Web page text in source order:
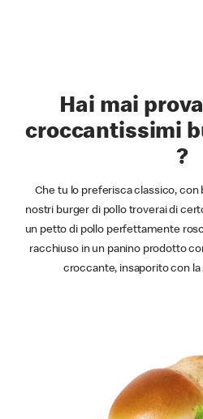
Hai mai
croccantissimi
?
Che tu lo preferisca classico, con
nostri burger di pollo troverai di
un petto di pollo perfettamente
racchiuso in un panino prodotto
croccante, insaporito con la